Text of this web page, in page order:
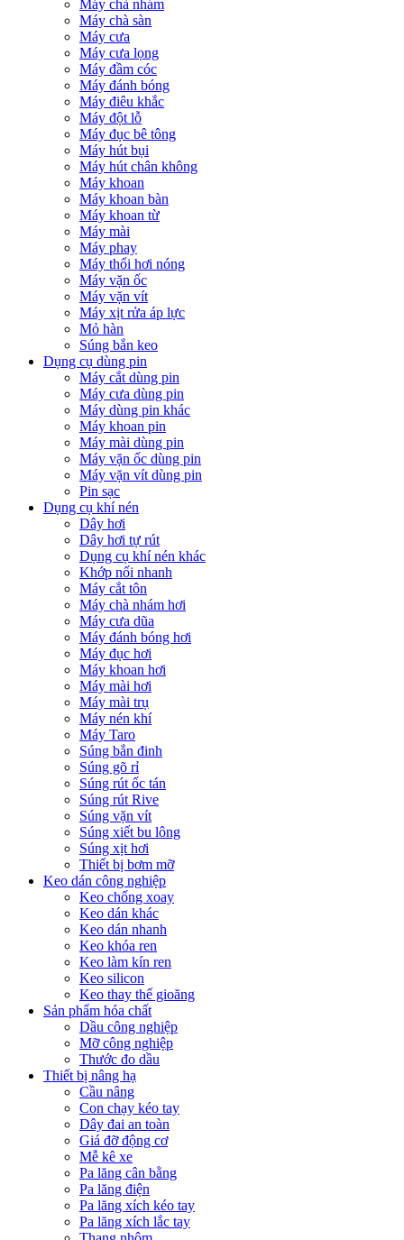
Máy chà nhám
Máy chà sàn
Máy cưa
Máy cưa lọng
Máy đầm cóc
Máy đánh bóng
Máy điêu khắc
Máy đột lỗ
Máy đục bê tông
Máy hút bụi
Máy hút chân không
Máy khoan
Máy khoan bàn
Máy khoan từ
Máy mài
Máy phay
Máy thổi hơi nóng
Máy vặn ốc
Máy vặn vít
Máy xịt rửa áp lực
Mỏ hàn
Súng bắn keo
Dụng cụ dùng pin
Máy cắt dùng pin
Máy cưa dùng pin
Máy dùng pin khác
Máy khoan pin
Máy mài dùng pin
Máy vặn ốc dùng pin
Máy vặn vít dùng pin
Pin sạc
Dụng cụ khí nén
Dây hơi
Dây hơi tự rút
Dụng cụ khí nén khác
Khớp nối nhanh
Máy cắt tôn
Máy chà nhám hơi
Máy cưa dũa
Máy đánh bóng hơi
Máy đục hơi
Máy khoan hơi
Máy mài hơi
Máy mài trụ
Máy nén khí
Máy Taro
Súng bắn đinh
Súng gõ rỉ
Súng rút ốc tán
Súng rút Rive
Súng vặn vít
Súng xiết bu lông
Súng xịt hơi
Thiết bị bơm mỡ
Keo dán công nghiệp
Keo chống xoay
Keo dán khác
Keo dán nhanh
Keo khóa ren
Keo làm kín ren
Keo silicon
Keo thay thế gioăng
Sản phẩm hóa chất
Dầu công nghiệp
Mỡ công nghiệp
Thước đo dầu
Thiết bị nâng hạ
Cầu nâng
Con chạy kéo tay
Dây đai an toàn
Giá đỡ động cơ
Mễ kê xe
Pa lăng cân bằng
Pa lăng điện
Pa lăng xích kéo tay
Pa lăng xích lắc tay